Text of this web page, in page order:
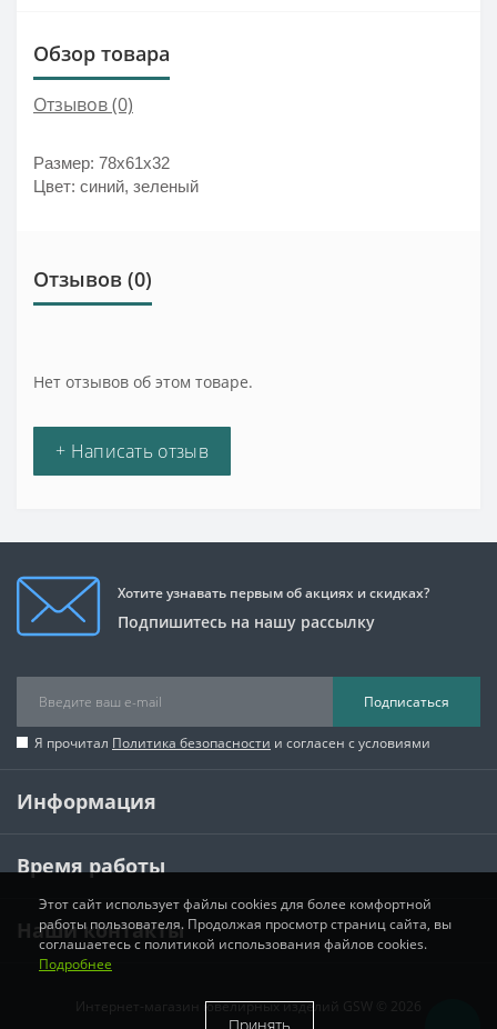
Обзор товара
Отзывов (0)
Размер: 78х61х32
Цвет: синий, зеленый
Отзывов (0)
Нет отзывов об этом товаре.
+ Написать отзыв
Хотите узнавать первым об акциях и скидках?
Подпишитесь на нашу рассылку
Подписаться
Я прочитал Политика безопасности и согласен с условиями
Информация
Время работы
Наши контакты
Интернет-магазин ювелирных изделий GSW © 2026
Этот сайт использует файлы cookies для более комфортной
работы пользователя. Продолжая просмотр страниц сайта, вы
соглашаетесь с политикой использования файлов cookies.
Подробнее